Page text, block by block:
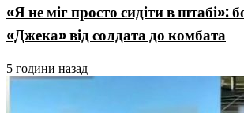
«Я не міг просто сидіти в штабі»:
«Джека» від солдата до комбата
5 години назад